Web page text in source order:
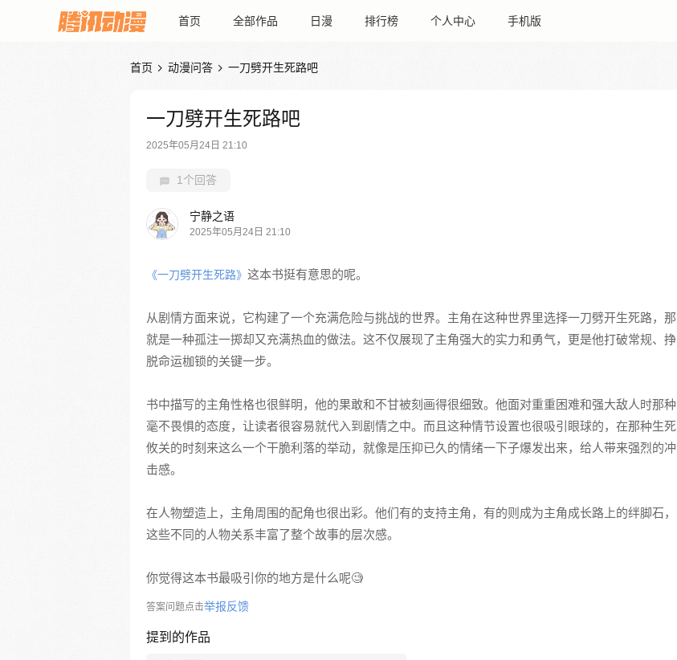
首页 全部作品 日漫 排行榜 个人中心 手机版
首页  动漫问答  一刀劈开生死路吧
一刀劈开生死路吧
2025年05月24日 21:10
1个回答
宁静之语
2025年05月24日 21:10
《一刀劈开生死路》 这本书挺有意思的呢。
从剧情方面来说，它构建了一个充满危险与挑战的世界。主角在这种世界里选择一刀劈开生死路，那
就是一种孤注一掷却又充满热血的做法。这不仅展现了主角强大的实力和勇气，更是他打破常规、挣
脱命运枷锁的关键一步。
书中描写的主角性格也很鲜明，他的果敢和不甘被刻画得很细致。他面对重重困难和强大敌人时那种
毫不畏惧的态度，让读者很容易就代入到剧情之中。而且这种情节设置也很吸引眼球的，在那种生死
攸关的时刻来这么一个干脆利落的举动，就像是压抑已久的情绪一下子爆发出来，给人带来强烈的冲
击感。
在人物塑造上，主角周围的配角也很出彩。他们有的支持主角，有的则成为主角成长路上的绊脚石，
这些不同的人物关系丰富了整个故事的层次感。
你觉得这本书最吸引你的地方是什么呢🧐
答案问题点击举报反馈
提到的作品